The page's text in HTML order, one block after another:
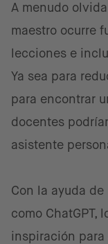
A menudo
maestro ocurre
lecciones e
Ya sea para
para encontrar
docentes
asistente
Con la ayuda
como ChatGPT,
inspiración